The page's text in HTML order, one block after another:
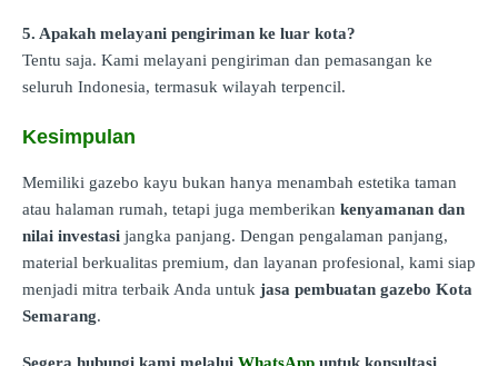
5. Apakah melayani pengiriman ke luar kota?
Tentu saja. Kami melayani pengiriman dan pemasangan ke
seluruh Indonesia, termasuk wilayah terpencil.
Kesimpulan
Memiliki gazebo kayu bukan hanya menambah estetika taman
atau halaman rumah, tetapi juga memberikan kenyamanan dan
nilai investasi jangka panjang. Dengan pengalaman panjang,
material berkualitas premium, dan layanan profesional, kami siap
menjadi mitra terbaik Anda untuk jasa pembuatan gazebo Kota
Semarang.